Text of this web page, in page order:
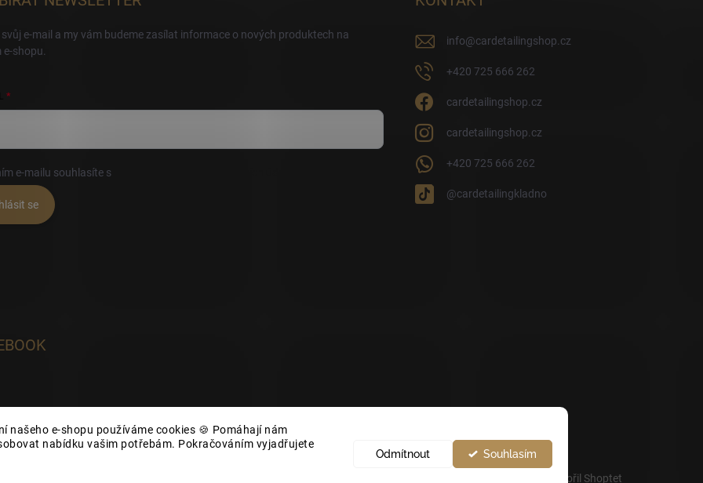
našeho e-shopu používáme cookies 🍪 Pomáhají nám
nabídku vašim potřebám. Pokračováním vyjadřujete
Odmítnout Souhlasím
e-mail a my vám budeme zasílat informace o nových produktech na
e-shopu.
e-mailu souhlasíte s
se
info@cardetailingshop.cz
+420 725 666 262
cardetailingshop.cz
cardetailingshop.cz
+420 725 666 262
@cardetailingkladno
Vytvořil Shoptet